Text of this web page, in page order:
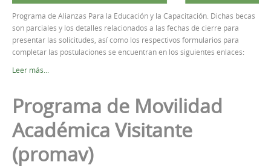
Programa de Alianzas Para la Educación y la Capacitación. Dichas becas
son parciales y los detalles relacionados a las fechas de cierre para
presentar las solicitudes, así como los respectivos formularios para
completar las postulaciones se encuentran en los siguientes enlaces:
Leer más...
Programa de Movilidad
Académica Visitante
(promav)